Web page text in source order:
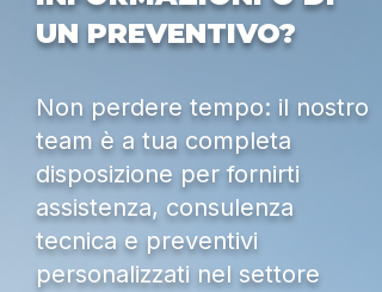
UN PREVENTIVO?
Non perdere tempo: il nostro
team è a tua completa
disposizione per fornirti
assistenza, consulenza
tecnica e preventivi
personalizzati nel settore